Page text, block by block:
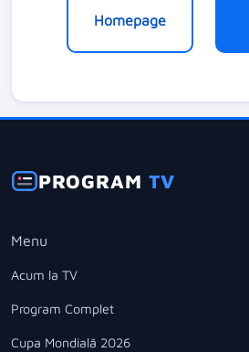
Homepage
PROGRAMTV
Menu
Acum la TV
Program Complet
Cupa Mondială 2026